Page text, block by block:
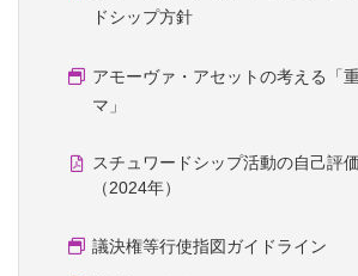
ドシップ方針
アモーヴァ・アセットの考える「
マ」
スチュワードシップ活動の自己評
（2024年）
議決権等行使指図ガイドライン